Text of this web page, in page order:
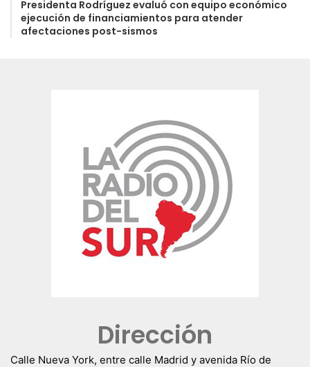
Presidenta Rodríguez evaluó con equipo económico
ejecución de financiamientos para atender
afectaciones post-sismos
Dirección
Calle Nueva York, entre calle Madrid y avenida Río de